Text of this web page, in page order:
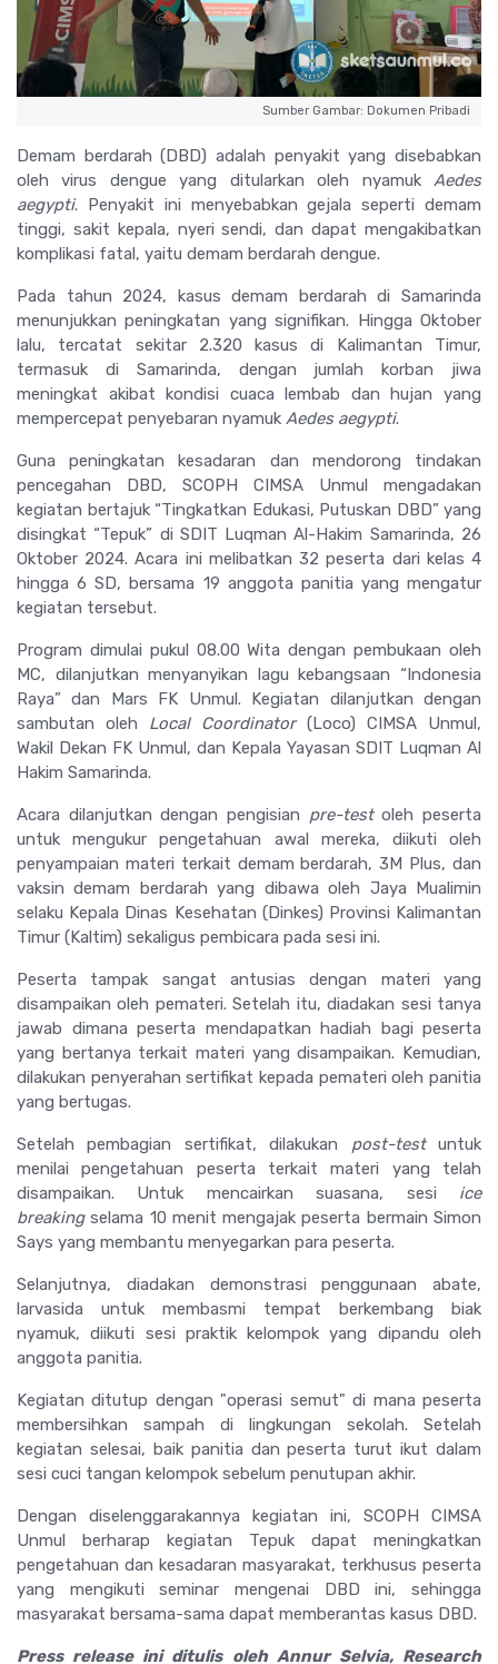
Sumber Gambar: Dokumen Pribadi
Demam berdarah (DBD) adalah penyakit yang disebabkan
oleh virus dengue yang ditularkan oleh nyamuk Aedes
aegypti. Penyakit ini menyebabkan gejala seperti demam
tinggi, sakit kepala, nyeri sendi, dan dapat mengakibatkan
komplikasi fatal, yaitu demam berdarah dengue.
Pada tahun 2024, kasus demam berdarah di Samarinda
menunjukkan peningkatan yang signifikan. Hingga Oktober
lalu, tercatat sekitar 2.320 kasus di Kalimantan Timur,
termasuk di Samarinda, dengan jumlah korban jiwa
meningkat akibat kondisi cuaca lembab dan hujan yang
mempercepat penyebaran nyamuk Aedes aegypti.
Guna peningkatan kesadaran dan mendorong tindakan
pencegahan DBD, SCOPH CIMSA Unmul mengadakan
kegiatan bertajuk “Tingkatkan Edukasi, Putuskan DBD” yang
disingkat “Tepuk” di SDIT Luqman Al-Hakim Samarinda, 26
Oktober 2024. Acara ini melibatkan 32 peserta dari kelas 4
hingga 6 SD, bersama 19 anggota panitia yang mengatur
kegiatan tersebut.
Program dimulai pukul 08.00 Wita dengan pembukaan oleh
MC, dilanjutkan menyanyikan lagu kebangsaan “Indonesia
Raya” dan Mars FK Unmul. Kegiatan dilanjutkan dengan
sambutan oleh Local Coordinator(Loco) CIMSA Unmul,
Wakil Dekan FK Unmul, dan Kepala Yayasan SDIT Luqman Al
Hakim Samarinda.
Acara dilanjutkan dengan pengisian pre-testoleh peserta
untuk mengukur pengetahuan awal mereka, diikuti oleh
penyampaian materi terkait demam berdarah, 3M Plus, dan
vaksin demam berdarah yang dibawa oleh Jaya Mualimin
selaku Kepala Dinas Kesehatan (Dinkes) Provinsi Kalimantan
Timur (Kaltim) sekaligus pembicara pada sesi ini.
Peserta tampak sangat antusias dengan materi yang
disampaikan oleh pemateri. Setelah itu, diadakan sesi tanya
jawab dimana peserta mendapatkan hadiah bagi peserta
yang bertanya terkait materi yang disampaikan. Kemudian,
dilakukan penyerahan sertifikat kepada pemateri oleh panitia
yang bertugas.
Setelah pembagian sertifikat, dilakukan post-testuntuk
menilai pengetahuan peserta terkait materi yang telah
disampaikan. Untuk mencairkan suasana, sesi ice
breakingselama 10 menit mengajak peserta bermain Simon
Says yang membantu menyegarkan para peserta.
Selanjutnya, diadakan demonstrasi penggunaan abate,
larvasida untuk membasmi tempat berkembang biak
nyamuk, diikuti sesi praktik kelompok yang dipandu oleh
anggota panitia.
Kegiatan ditutup dengan "operasi semut" di mana peserta
membersihkan sampah di lingkungan sekolah. Setelah
kegiatan selesai, baik panitia dan peserta turut ikut dalam
sesi cuci tangan kelompok sebelum penutupan akhir.
Dengan diselenggarakannya kegiatan ini, SCOPH CIMSA
Unmul berharap kegiatan Tepuk dapat meningkatkan
pengetahuan dan kesadaran masyarakat, terkhusus peserta
yang mengikuti seminar mengenai DBD ini, sehingga
masyarakat bersama-sama dapat memberantas kasus DBD.
Press release ini ditulis oleh Annur Selvia, Research